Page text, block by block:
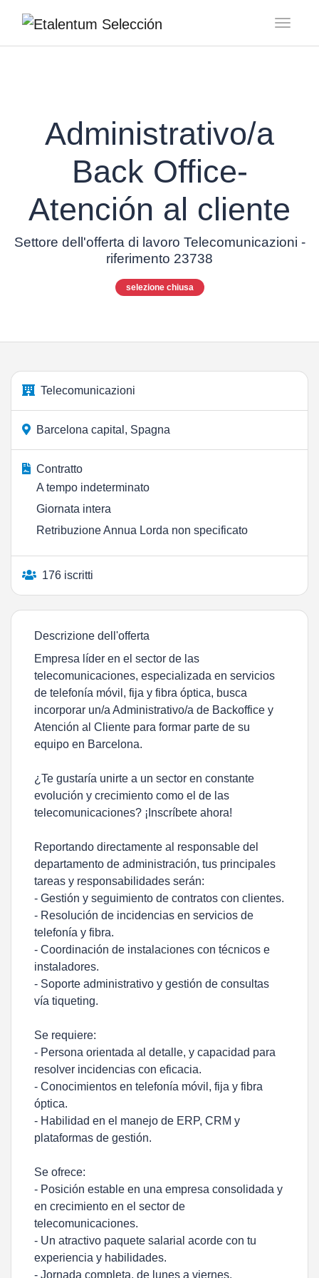
Administrativo/a
Back Office-
Atención al cliente
Settore dell'offerta di lavoro Telecomunicazioni -
riferimento 23738
selezione chiusa
Telecomunicazioni
Barcelona capital, Spagna
Contratto
A tempo indeterminato
Giornata intera
Retribuzione Annua Lorda non specificato
176 iscritti
Descrizione dell'offerta
Empresa líder en el sector de las
telecomunicaciones, especializada en servicios
de telefonía móvil, fija y fibra óptica, busca
incorporar un/a Administrativo/a de Backoffice y
Atención al Cliente para formar parte de su
equipo en Barcelona.
¿Te gustaría unirte a un sector en constante
evolución y crecimiento como el de las
telecomunicaciones? ¡Inscríbete ahora!
Reportando directamente al responsable del
departamento de administración, tus principales
tareas y responsabilidades serán:
- Gestión y seguimiento de contratos con clientes.
- Resolución de incidencias en servicios de
telefonía y fibra.
- Coordinación de instalaciones con técnicos e
instaladores.
- Soporte administrativo y gestión de consultas
vía tiqueting.
Se requiere:
- Persona orientada al detalle, y capacidad para
resolver incidencias con eficacia.
- Conocimientos en telefonía móvil, fija y fibra
óptica.
- Habilidad en el manejo de ERP, CRM y
plataformas de gestión.
Se ofrece:
- Posición estable en una empresa consolidada y
en crecimiento en el sector de
telecomunicaciones.
- Un atractivo paquete salarial acorde con tu
experiencia y habilidades.
- Jornada completa, de lunes a viernes.